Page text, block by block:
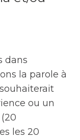
dans
la parole à
ou un
(20
les 20